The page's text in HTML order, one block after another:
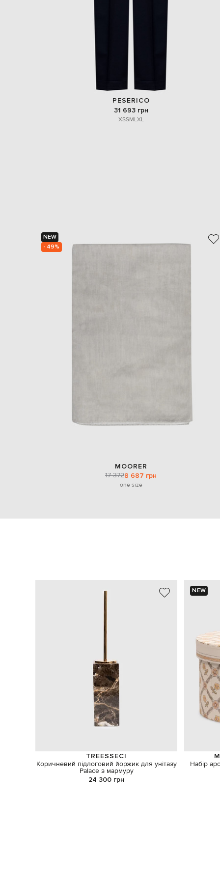
PESERICO
31 693 грн
XSSMLXL
NEW
- 49%
MOORER
17 3728 687 грн
one size
TREESSECI
Коричневий підлоговий йоржик для унітазу
Palace з мармуру
24 300 грн
NEW
Набір